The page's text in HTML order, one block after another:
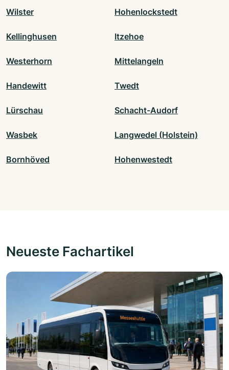
Wilster Hohenlockstedt
Kellinghusen Itzehoe
Westerhorn Mittelangeln
Handewitt Twedt
Lürschau Schacht-Audorf
Wasbek Langwedel (Holstein)
Bornhöved Hohenwestedt
Neueste Fachartikel